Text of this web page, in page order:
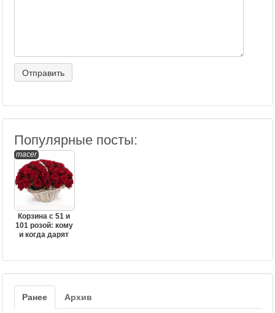
Популярные посты:
macer
Корзина с 51 и
101 розой: кому
и когда дарят
Ранее Архив